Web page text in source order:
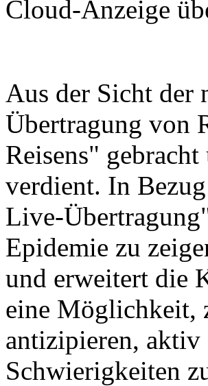
Cloud-Anzeige
Aus der Sicht der
Übertragung von
Reisens"
verdient. In
Live-
Epidemie zu
und erweitert die
eine Möglichkeit,
antizipieren, aktiv
Schwierigkeiten